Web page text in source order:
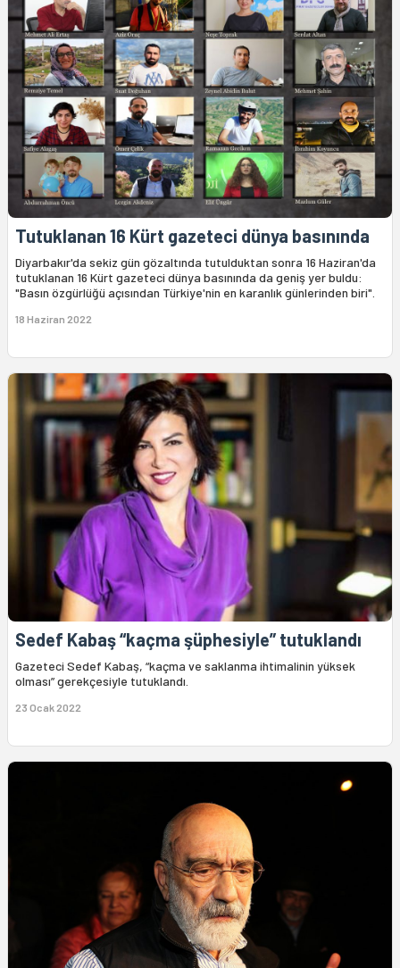
Tutuklanan 16 Kürt gazeteci dünya basınında
Diyarbakır'da sekiz gün gözaltında tutulduktan sonra 16 Haziran'da
tutuklanan 16 Kürt gazeteci dünya basınında da geniş yer buldu:
"Basın özgürlüğü açısından Türkiye'nin en karanlık günlerinden biri".
18 Haziran 2022
Sedef Kabaş “kaçma şüphesiyle” tutuklandı
Gazeteci Sedef Kabaş, “kaçma ve saklanma ihtimalinin yüksek
olması” gerekçesiyle tutuklandı.
23 Ocak 2022